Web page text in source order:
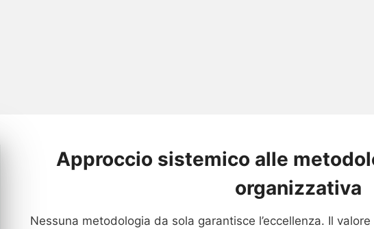
Approccio sistemico alle
organizzativa
Nessuna metodologia da sola garantisce l’eccellenza. Il